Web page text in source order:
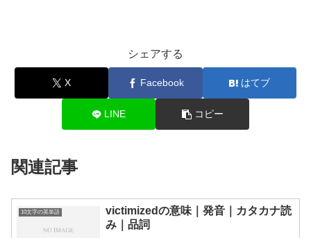
シェアする
X Facebook はてブ
LINE コピー
関連記事
10文字の英単語
victimizedの意味｜発音｜カタカナ読
み｜品詞